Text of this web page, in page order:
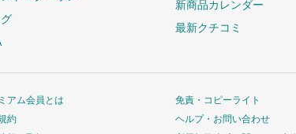
新商品カレンダー
最新クチコミ
アム会員とは
約
免責・コピーライト
ヘルプ・お問い合わせ